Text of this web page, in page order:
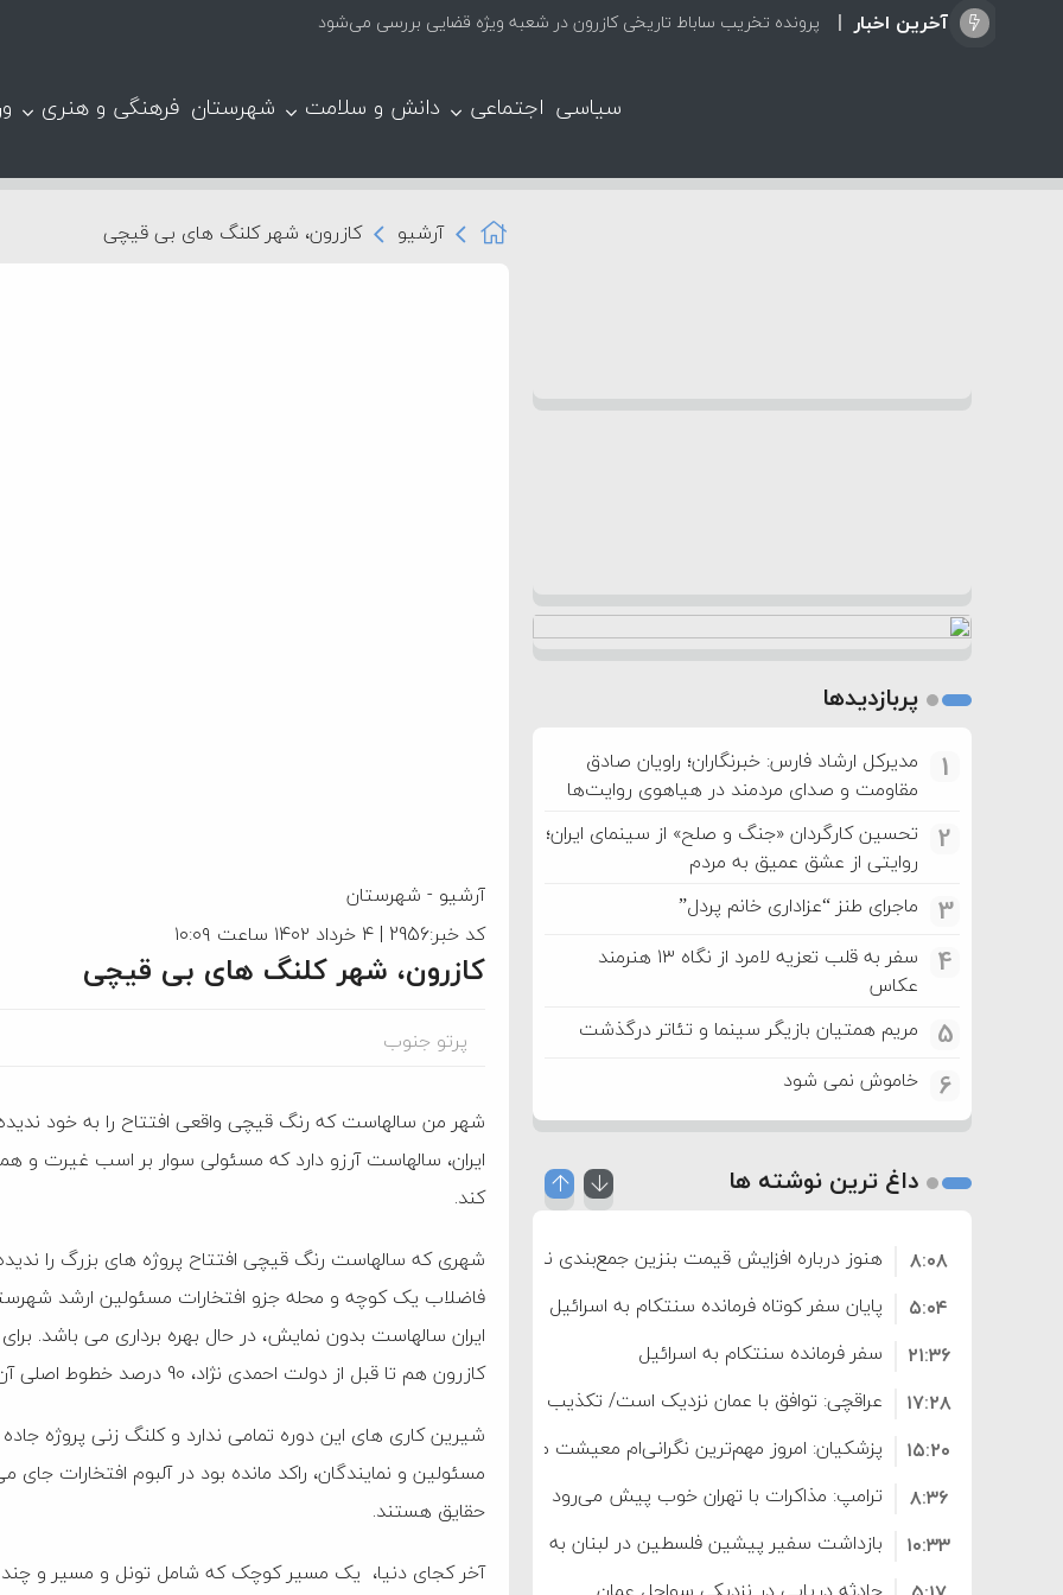
آخرین اخبار پرونده تخریب ساباط تاریخی کازرون در شعبه ویژه قضایی بررسی می‌شود
سیاسی اجتماعی دانش و سلامت شهرستان فرهنگی و هنری
آرشیو کازرون، شهر کلنگ های بی قیچی
آرشیو - شهرستان
کد خبر:2956 | ۴ خرداد ۱۴۰۲ ساعت ۱۰:۰۹
کازرون، شهر کلنگ های بی قیچی
پرتو جنوب
شهر من سالهاست که رنگ قیچی واقعی افتتاح را به خود
ایران، سالهاست آرزو دارد که مسئولی سوار بر اسب غیرت
کند.
شهری که سالهاست رنگ قیچی افتتاح پروژه های بزرگ را
فاضلاب یک کوچه و محله جزو افتخارات مسئولین ارشد
ایران سالهاست بدون نمایش، در حال بهره برداری می باشد.
کازرون هم تا قبل از دولت احمدی نژاد، 90 درصد خطوط اصلی آن کار شده بود.
شیرین کاری های این دوره تمامی ندارد و کلنگ زنی پروژه
مسئولین و نمایندگان، راکد مانده بود در آلبوم افتخارات
حقایق هستند.
آخر کجای دنیا، یک مسیر کوچک که شامل تونل و مسیر و
پربازدیدها
1
مدیرکل ارشاد فارس: خبرنگاران؛ راویان صادق
مقاومت و صدای مردمند در هیاهوی روایت‌ها
2
تحسین کارگردان «جنگ و صلح» از سینمای ایران؛
روایتی از عشق عمیق به مردم
3 ماجرای طنز “عزاداری خانم پردل”
4
سفر به قلب تعزیه لامرد از نگاه ۱۳ هنرمند
عکاس
5 مریم همتیان بازیگر سینما و تئاتر درگذشت
6 خاموش نمی شود
داغ ترین نوشته ها
هنوز درباره افزایش قیمت بنزین جمع‌بندی نشده است/ کالا برگ قطعا
افزایش می‌یابد
۸:۰۸
پایان سفر کوتاه فرمانده سنتکام به اسرائیل
۵:۰۴
سفر فرمانده سنتکام به اسرائیل
۲۱:۳۶
عراقچی: توافق با عمان نزدیک است/ تکذیب سهم ۱۱ درصدی ایران از خزر
۱۷:۲۸
پزشکیان: امروز مهم‌ترین نگرانی‌ام معیشت مردم است
۱۵:۲۰
ترامپ: مذاکرات با تهران خوب پیش می‌رود
۸:۳۶
بازداشت سفیر پیشین فلسطین در لبنان به اتهام فساد و اختلاس اموال
۱۰:۳۳